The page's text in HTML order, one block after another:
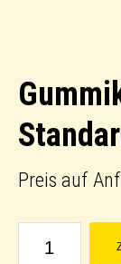
Preis auf